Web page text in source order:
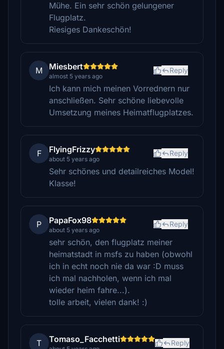
Mühe. Ein sehr schön gelungener
Flugplatz.
Riesiges Dankeschön!
M Miesbert
almost 5 years ago
Reply
Ich kann mich meinen Vorrednern nur
anschließen. Sehr schöne liebevolle
Umsetzung meines Heimatflugplatzes.
F FlyingFrizzy
about 5 years ago
Reply
Sehr schönes und detailreiches Model!
Klasse!
P PapaFox98
about 5 years ago
Reply
sehr schön, den flugplatz meiner
heimatstadt in msfs zu haben (obwohl
ich in echt noch nie da war :D muss
ich mal nachholen, wenn ich mal
wieder heim fahre...).
tolle arbeit, vielen dank! :)
T Tomaso_Facchetti Reply